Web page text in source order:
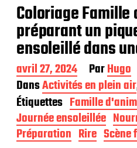
Coloriage Famille
préparant un
ensoleillé dans
D
a
t
e
d
e
p
avril 27, 2024 ParHugo
DansActivités en plein air
Étiquettes Famille
Journée ensoleillée
Préparation Rire Scène